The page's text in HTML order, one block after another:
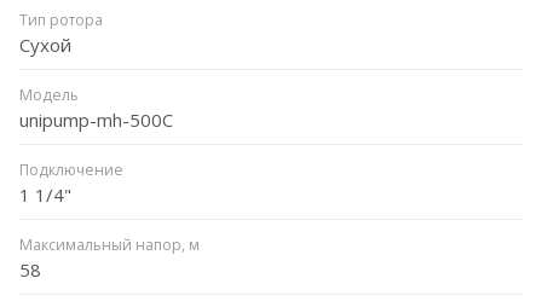
Тип ротора
Сухой
Модель
unipump-mh-500С
Подключение
1 1/4"
Максимальный напор, м
58